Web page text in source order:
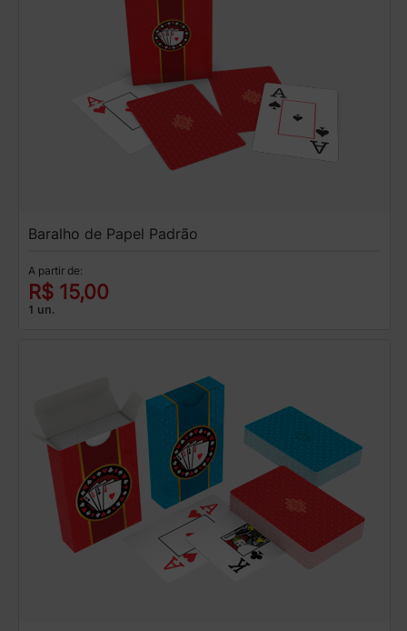
Baralho de Papel Padrão
A partir de:
R$ 15,00
1 un.